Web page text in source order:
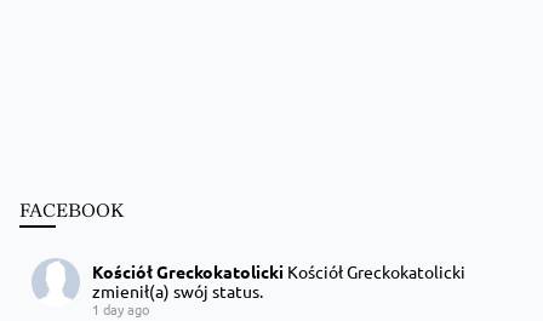
FACEBOOK
Kościół Greckokatolicki Kościół Greckokatolicki
zmienił(a) swój status.
1 day ago